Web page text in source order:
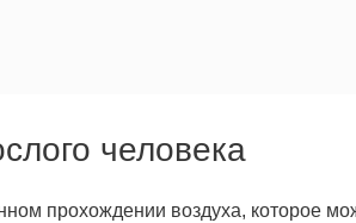
человека
прохождении воздуха, которое